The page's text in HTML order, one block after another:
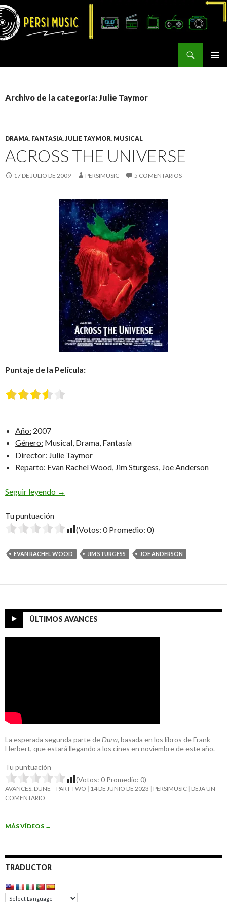
Archivo de la categoría: Julie Taymor
DRAMA, FANTASIA,JULIE TAYMOR, MUSICAL
ACROSS THE UNIVERSE
17 DE JULIO DE 2009 PERSIMUSIC 5 COMENTARIOS
Puntaje de la Película:
Año: 2007
Género: Musical, Drama, Fantasía
Director: Julie Taymor
Reparto: Evan Rachel Wood, Jim Sturgess, Joe Anderson
Seguir leyendo Across The Universe
→
Tu puntuación
(Votos: 0Promedio: 0)
EVAN RACHEL WOOD JIM STURGESS JOE ANDERSON
ÚLTIMOS AVANCES
La esperada segunda parte de Duna, basada en los libros de Frank
Herbert, que estará llegando a los cines en noviembre de este año.
Tu puntuación
(Votos: 0 Promedio: 0)
AVANCES: DUNE – PART TWO 14 DE JUNIO DE 2023 PERSIMUSIC DEJA UN
COMENTARIO
MÁS VÍDEOS →
TRADUCTOR